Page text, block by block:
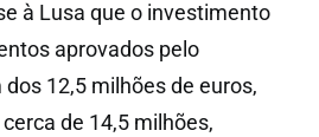
à Lusa que o investimento
aprovados pelo
12,5 milhões de euros,
de 14,5 milhões,